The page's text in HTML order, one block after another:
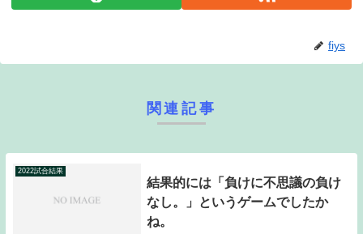
fiys
関連記事
2022試合結果
結果的には「負けに不思議の負け
なし。」というゲームでしたか
ね。